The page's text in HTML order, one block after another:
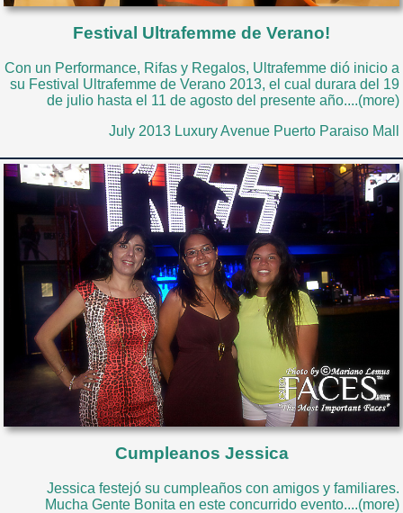
Festival Ultrafemme de Verano!
Con un Performance, Rifas y Regalos, Ultrafemme dió inicio a
su Festival Ultrafemme de Verano 2013, el cual durara del 19
de julio hasta el 11 de agosto del presente año....(more)
July 2013 Luxury Avenue Puerto Paraiso Mall
Cumpleanos Jessica
Jessica festejó su cumpleaños con amigos y familiares.
Mucha Gente Bonita en este concurrido evento....(more)